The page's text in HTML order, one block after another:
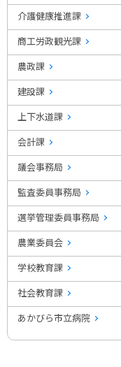
介護健康推進課
商工労政観光課
農政課
建設課
上下水道課
会計課
議会事務局
監査委員事務局
選挙管理委員事務局
農業委員会
学校教育課
社会教育課
あかびら市立病院